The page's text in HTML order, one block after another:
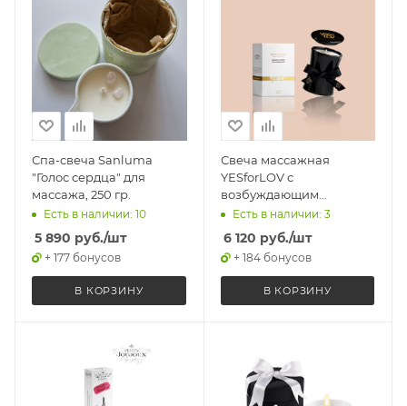
Спа-свеча Sanluma
"Голос сердца" для
массажа, 250 гр.
Есть в наличии: 10
5 890 руб./шт
+ 177 бонусов
В КОРЗИНУ
Свеча массажная
YESforLOV с
возбуждающим
ароматом, 120 гр
Есть в наличии: 3
6 120 руб./шт
+ 184 бонусов
В КОРЗИНУ